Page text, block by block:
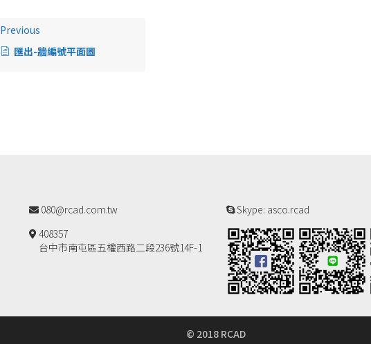
Previous
匯出-牆編號平面圖
080@rcad.com.tw
408357
台中市南屯區五權西路二段236號14F-1
Skype: asco.rcad
© 2018 RCAD